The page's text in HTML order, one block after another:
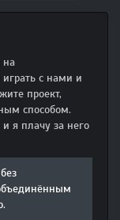
на
с нами и
проект,
способом.
я плачу за него